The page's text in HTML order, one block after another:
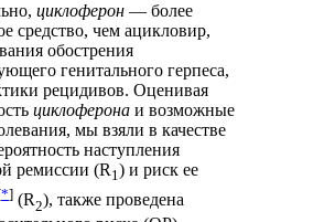
циклоферон — более
средство, чем ацикловир,
обострения
генитального герпеса,
рецидивов. Оценивая
циклоферона и возможные
мы взяли в качестве
наступления
ремиссии (R 1) и риск ее
*] (R2), также проведена